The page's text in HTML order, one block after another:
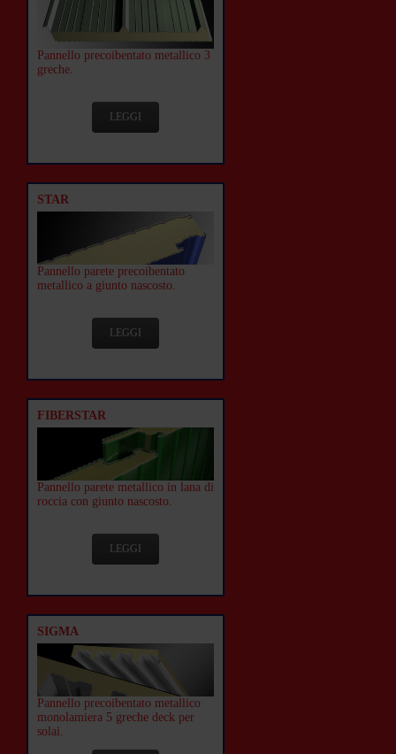
Pannello precoibentato metallico 3
greche.
LEGGI
STAR
Pannello parete precoibentato
metallico a giunto nascosto.
LEGGI
FIBERSTAR
Pannello parete metallico in lana di
roccia con giunto nascosto.
LEGGI
SIGMA
Pannello precoibentato metallico
monolamiera 5 greche deck per
solai.